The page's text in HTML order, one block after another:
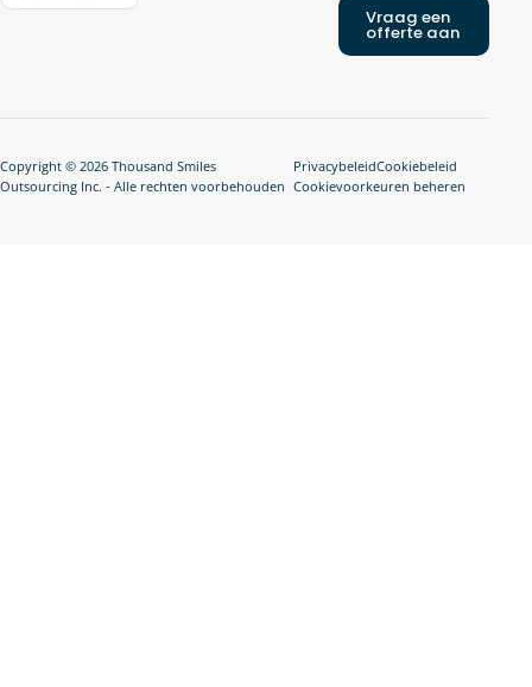
Vraag een
offerte aan
Copyright © 2026 Thousand Smiles
Outsourcing Inc. - Alle rechten voorbehouden
PrivacybeleidCookiebeleid
Cookievoorkeuren beheren